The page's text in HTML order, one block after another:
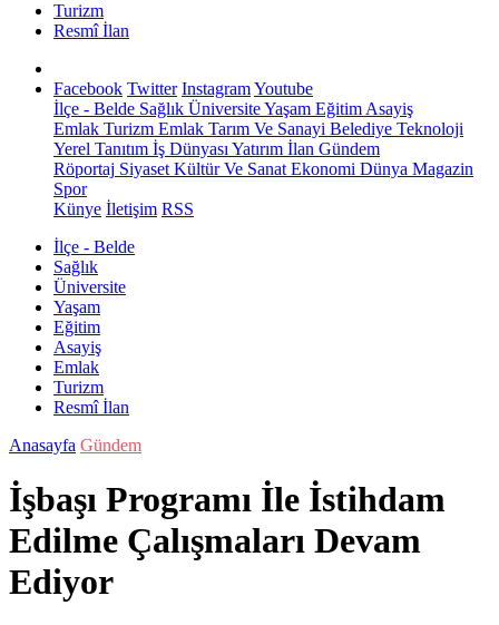
Turizm
Resmî İlan
Facebook Twitter InstagramYoutube
İlçe - Belde Sağlık ÜniversiteYaşam Eğitim Asayiş
Emlak Turizm Emlak Tarım Ve Sanayi Belediye Teknoloji
Yerel Tanıtım İş Dünyası Yatırım İlan Gündem
Röportaj Siyaset Kültür Ve Sanat Ekonomi Dünya Magazin
Spor
Künye İletişim RSS
İlçe - Belde
Sağlık
Üniversite
Yaşam
Eğitim
Asayiş
Emlak
Turizm
Resmî İlan
Anasayfa Gündem
İşbaşı Programı İle İstihdam
Edilme Çalışmaları Devam
Ediyor